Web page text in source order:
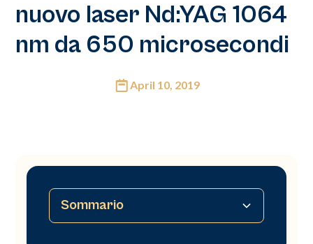
nuovo laser Nd:YAG 1064
nm da 650 microsecondi
April 10, 2019
Sommario